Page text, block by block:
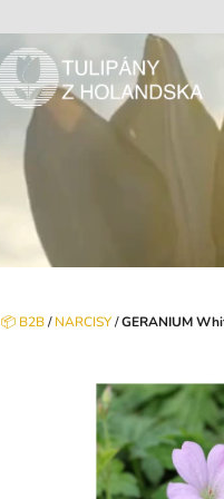
📦 B2B/ NARCISY/GERANIUM